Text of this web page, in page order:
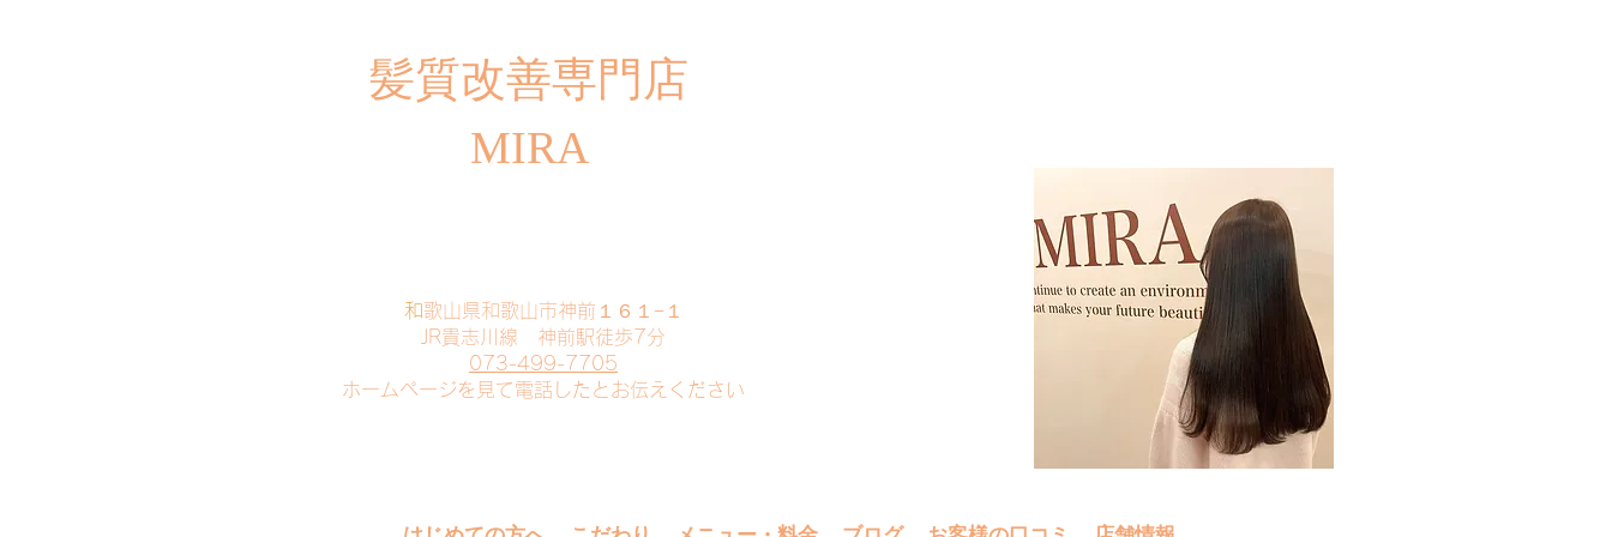
​髪質改善専門店
MIRA
​和歌山県和歌山市神前１６１−１
JR貴志川線 神前駅徒歩7分
073-499-7705
​ホームページを見て電話したとお伝えください